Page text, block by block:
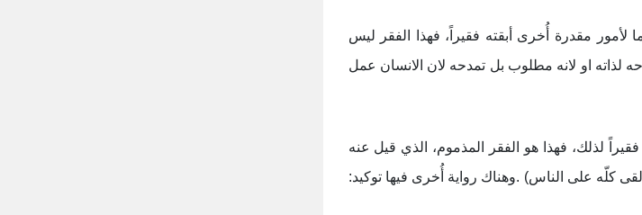
مقدرة أُخری أبقته فقيراً، فهذا الفقر ليس
لذاته او لانه مطلوب بل تمدحه لان الانسان عمل
لذلك، فهذا هو الفقر المذموم، الذي قيل عنه
كلّه علی الناس) .وهناك رواية أُخری فيها توكيد: